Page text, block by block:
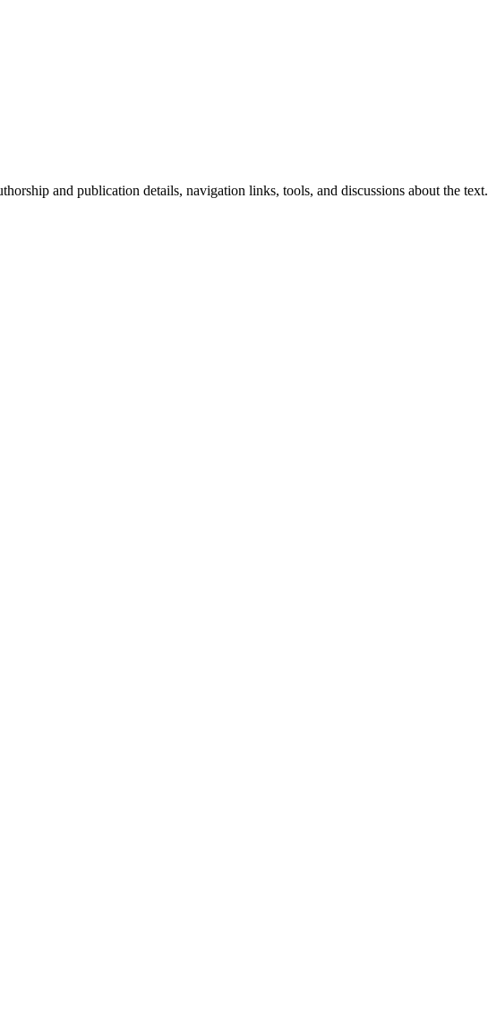
and publication details, navigation links, tools, and discussions about the text.